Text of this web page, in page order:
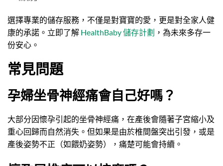
選擇專業的儲存服務，不僅是對寶寶的愛，更是對全家人健
康的承諾。立即了解 HealthBaby 儲存計劃 ，為未來多存一
份安心。
常見問題
孕婦坐骨神經痛會自己好嗎？
大部分因懷孕引起的坐骨神經痛，在產後會隨著子宮縮小及
重心回歸而自然消失。但如果是由於椎間盤突出引發，或是
產後姿勢不正（如餵奶姿勢），痛楚可能會持續。